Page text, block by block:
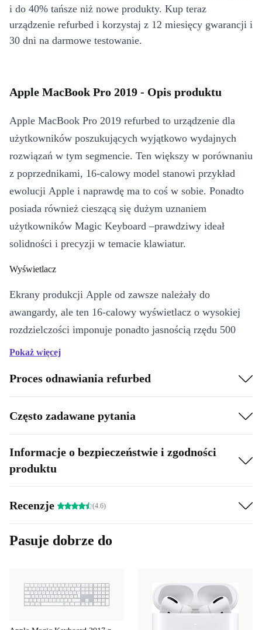
i do 40% tańsze niż nowe produkty. Kup teraz
urządzenie refurbed i korzystaj z 12 miesięcy gwarancji i
30 dni na darmowe testowanie.
Apple MacBook Pro 2019 - Opis produktu
Apple MacBook Pro 2019 refurbed to urządzenie dla
użytkowników poszukujących wyjątkowo wydajnych
rozwiązań w tym segmencie. Ten większy w porównaniu
z poprzednikami, 16-calowy model stanowi przykład
ewolucji Apple i naprawdę ma to coś w sobie. Ponadto
posiada również cieszącą się dużym uznaniem
użytkowników Magic Keyboard –prawdziwy ideał
solidności i precyzji w temacie klawiatur.
Wyświetlacz
Ekrany produkcji Apple od zawsze należały do
awangardy, ale ten 16-calowy wyświetlacz o wysokiej
rozdzielczości imponuje ponadto jasnością rzędu 500
nitów, jak również specjalnie kalibrowanym pod
Należący już do standardu panel TouchBar pozwala na
łatwe korzystanie ze skrótów i suwaków.
Pełnia mocy.
Pod względem technicznym nie dopatrzymy się tu
Apple MacBook Pro 2019 przyprawią Cię o zawrót
głowy – wybór sięga aż po ośmiordzeniowe procesory
Intel Core i profesjonalne karty graficzne AMD.
pojemności do 8 TB!
Pokaż więcej
Proces odnawiania refurbed
Często zadawane pytania
Informacje o bezpieczeństwie i zgodności
produktu
Recenzje (4.6)
Pasuje dobrze do